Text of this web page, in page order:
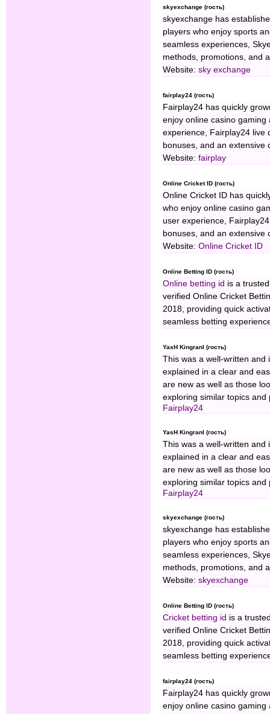
skyexchange (гость)
skyexchange has
players who enjoy sports
seamless experiences,
methods, promotions, and
Website: sky exchange
fairplay24 (гость)
Fairplay24 has quickly
enjoy online casino
experience, Fairplay24 live
bonuses, and an extensive
Website: fairplay
Online Cricket ID (гость)
Online Cricket ID has
who enjoy online casino
user experience,
bonuses, and an extensive
Website: Online Cricket ID
Online Betting ID (гость)
Online betting id is a
verified Online Cricket
2018, providing quick
seamless betting
YasH KingranI (гость)
This was a well-written and
explained in a clear and
are new as well as those
exploring similar topics
Fairplay24
YasH KingranI (гость)
This was a well-written and
explained in a clear and
are new as well as those
exploring similar topics
Fairplay24
skyexchange (гость)
skyexchange has
players who enjoy sports
seamless experiences,
methods, promotions, and
Website: skyexchange
Online Betting ID (гость)
Cricket betting id is a
verified Online Cricket
2018, providing quick
seamless betting
fairplay24 (гость)
Fairplay24 has quickly
enjoy online casino